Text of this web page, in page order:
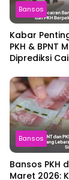
Bansos
Kabar
PKH & BPNT
Diprediksi
Bansos
Bansos PKH
Maret 2026: